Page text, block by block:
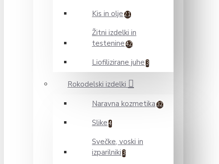
Kis in olje 21
Žitni izdelki in
testenine 42
Liofilizirane juhe 3
Rokodelski izdelki
Naravna kozmetika 32
Slike 4
Svečke, voski in
izparilniki 3